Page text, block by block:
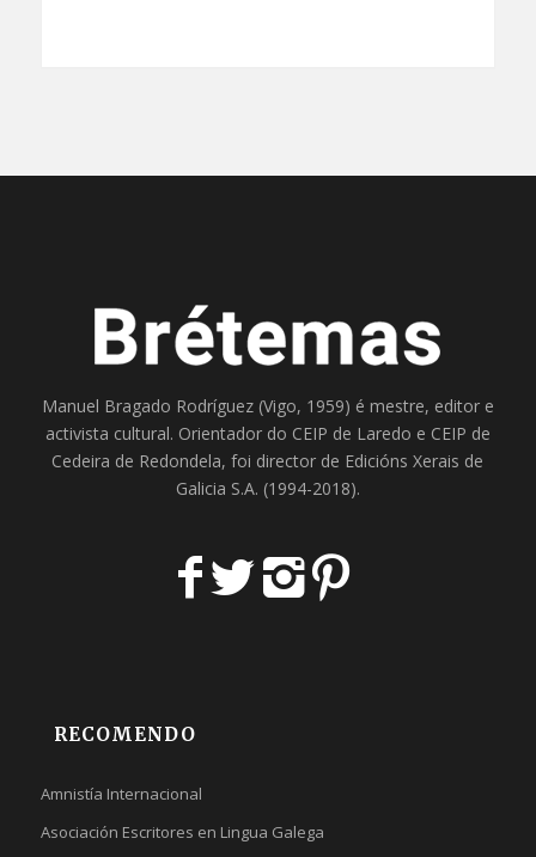
Manuel Bragado Rodríguez (Vigo, 1959) é mestre, editor e
activista cultural. Orientador do CEIP de Laredo e CEIP de
Cedeira de Redondela, foi director de Edicións Xerais de
Galicia S.A. (1994-2018).
RECOMENDO
Amnistía Internacional
Asociación Escritores en Lingua Galega